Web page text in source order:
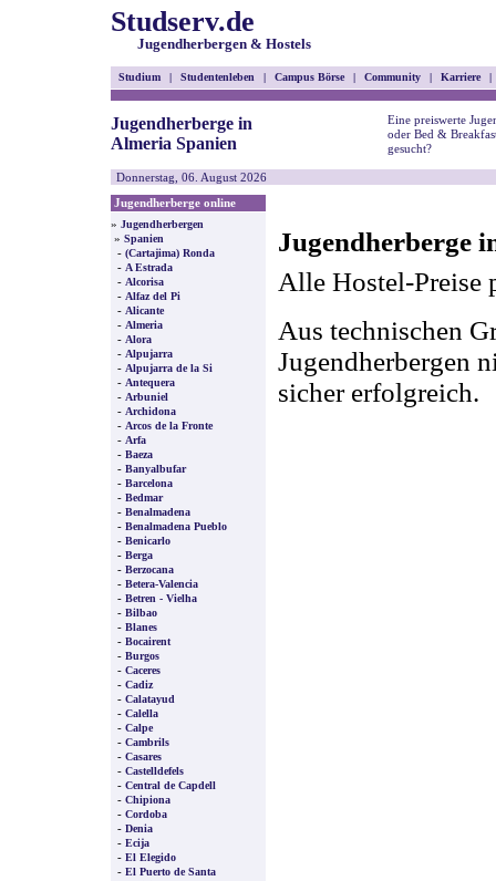
Studserv.de
Jugendherbergen & Hostels
Studium | Studentenleben | Campus Börse | Community | Karriere |
Jugendherberge in
Almeria Spanien
Eine preiswerte
oder Bed &
gesucht?
Donnerstag, 06. August 2026
Jugendherberge online
» Jugendherbergen
» Spanien
- (Cartajima) Ronda
- A Estrada
- Alcorisa
- Alfaz del Pi
- Alicante
- Almeria
- Alora
- Alpujarra
- Alpujarra de la Si
- Antequera
- Arbuniel
- Archidona
- Arcos de la Fronte
- Arfa
- Baeza
- Banyalbufar
- Barcelona
- Bedmar
- Benalmadena
- Benalmadena Pueblo
- Benicarlo
- Berga
- Berzocana
- Betera-Valencia
- Betren - Vielha
- Bilbao
- Blanes
- Bocairent
- Burgos
- Caceres
- Cadiz
- Calatayud
- Calella
- Calpe
- Cambrils
- Casares
- Castelldefels
- Central de Capdell
- Chipiona
- Cordoba
- Denia
- Ecija
- El Elegido
- El Puerto de Santa
Jugendherberge
Alle Hostel-Preise
Aus technischen
Jugendherbergen
sicher erfolgreich.